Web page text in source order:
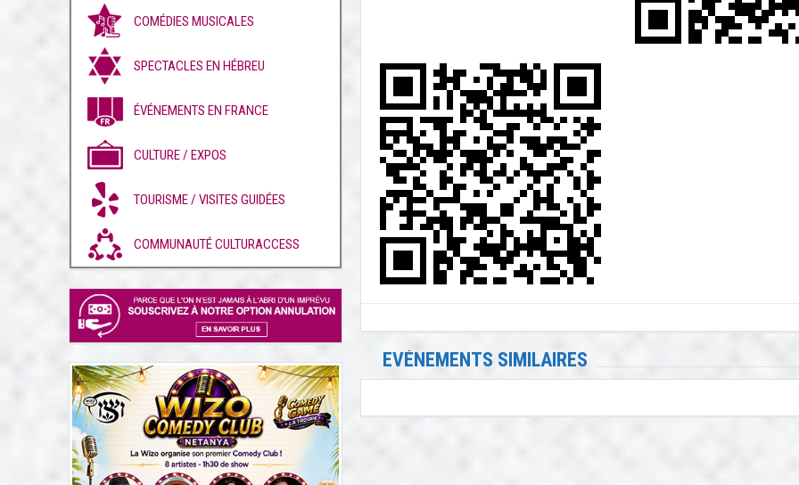
EVÉNEMENTS SIMILAIRES
COMÉDIES MUSICALES
SPECTACLES EN HÉBREU
ÉVÉNEMENTS EN FRANCE
CULTURE / EXPOS
TOURISME / VISITES GUIDÉES
COMMUNAUTÉ CULTURACCESS